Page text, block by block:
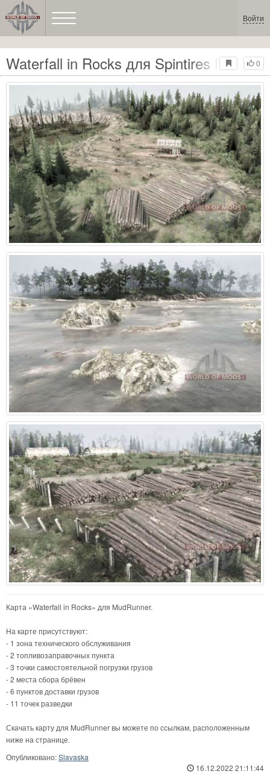
Войти
0
Waterfall in Rocks для Spintires
Карта «Waterfall in Rocks» для MudRunner.
На карте присутствуют:
- 1 зона технического обслуживания
- 2 топливозаправочных пункта
- 3 точки самостоятельной погрузки грузов
- 2 места сбора брёвен
- 6 пунктов доставки грузов
- 11 точек разведки
Скачать карту для MudRunner вы можете по ссылкам, расположенным
ниже на странице.
Опубликовано:Slavaska
16.12.2022 21:11:44